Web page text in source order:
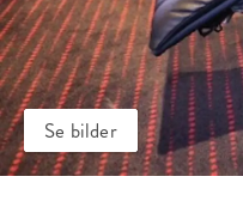
Se bilder